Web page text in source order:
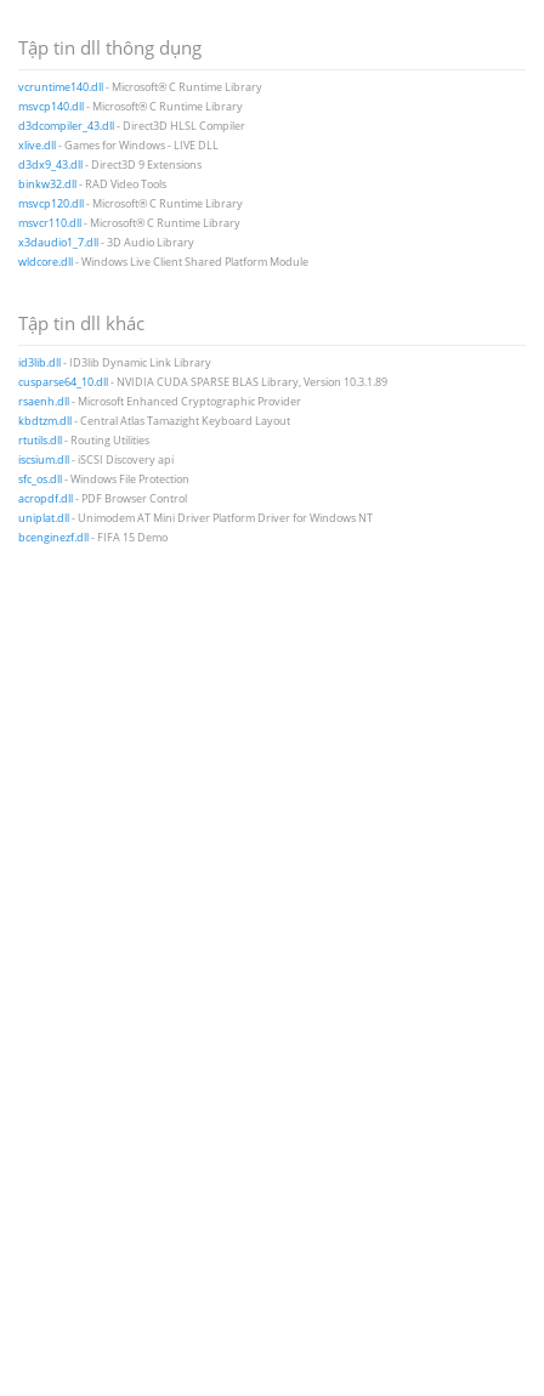
Tập tin dll thông dụng
vcruntime140.dll- Microsoft® C Runtime Library
msvcp140.dll- Microsoft® C Runtime Library
d3dcompiler_43.dll- Direct3D HLSL Compiler
xlive.dll- Games for Windows - LIVE DLL
d3dx9_43.dll- Direct3D 9 Extensions
binkw32.dll- RAD Video Tools
msvcp120.dll- Microsoft® C Runtime Library
msvcr110.dll- Microsoft® C Runtime Library
x3daudio1_7.dll- 3D Audio Library
wldcore.dll- Windows Live Client Shared Platform Module
Tập tin dll khác
id3lib.dll- ID3lib Dynamic Link Library
cusparse64_10.dll- NVIDIA CUDA SPARSE BLAS Library, Version 10.3.1.89
rsaenh.dll- Microsoft Enhanced Cryptographic Provider
kbdtzm.dll- Central Atlas Tamazight Keyboard Layout
rtutils.dll- Routing Utilities
iscsium.dll- iSCSI Discovery api
sfc_os.dll- Windows File Protection
acropdf.dll- PDF Browser Control
uniplat.dll- Unimodem AT Mini Driver Platform Driver for Windows NT
bcenginezf.dll- FIFA 15 Demo